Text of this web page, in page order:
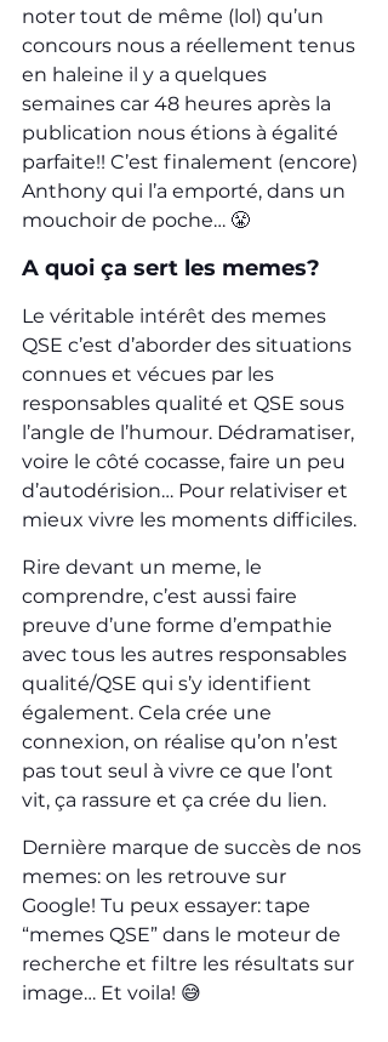
noter tout de même (lol) qu’un
concours nous a réellement tenus
en haleine il y a quelques
semaines car 48 heures après la
publication nous étions à égalité
parfaite!! C’est finalement (encore)
Anthony qui l’a emporté, dans un
mouchoir de poche… 😤
A quoi ça sert les memes?
Le véritable intérêt des memes
QSE c’est d’aborder des situations
connues et vécues par les
responsables qualité et QSE sous
l’angle de l’humour. Dédramatiser,
voire le côté cocasse, faire un peu
d’autodérision… Pour relativiser et
mieux vivre les moments difficiles.
Rire devant un meme, le
comprendre, c’est aussi faire
preuve d’une forme d’empathie
avec tous les autres responsables
qualité/QSE qui s’y identifient
également. Cela crée une
connexion, on réalise qu’on n’est
pas tout seul à vivre ce que l’ont
vit, ça rassure et ça crée du lien.
Dernière marque de succès de nos
memes: on les retrouve sur
Google! Tu peux essayer: tape
“memes QSE” dans le moteur de
recherche et filtre les résultats sur
image… Et voila! 😅